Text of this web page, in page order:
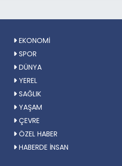
EKONOMİ
SPOR
DÜNYA
YEREL
SAĞLIK
YAŞAM
ÇEVRE
ÖZEL HABER
HABERDE İNSAN